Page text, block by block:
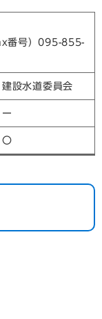
番号）095-855-
建設水道委員会
ー
〇